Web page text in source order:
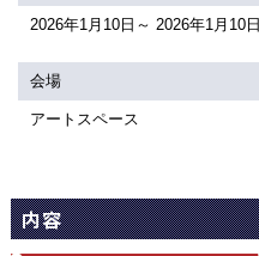
アクセシビリティ/
サービス
座席表
プラットニュース
交通アクセス
2026年1月10日～ 2026年1月10日
会場
アートスペース
内容